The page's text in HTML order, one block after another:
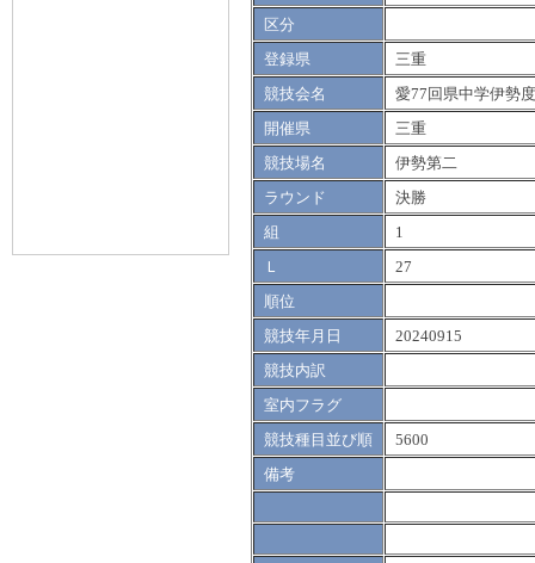
区分
登録県
三重
競技会名
愛77回県中学伊勢
開催県
三重
競技場名
伊勢第二
ラウンド
決勝
組
1
Ｌ
27
順位
競技年月日
20240915
競技内訳
室内フラグ
競技種目並び順
5600
備考